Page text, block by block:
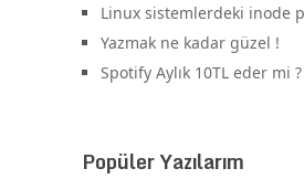
Linux sistemlerdeki inode
Yazmak ne kadar güzel !
Spotify Aylık 10TL eder mi ?
Popüler Yazılarım